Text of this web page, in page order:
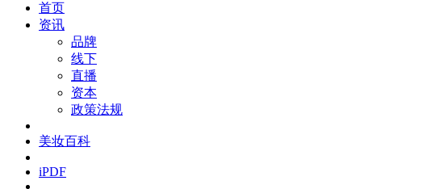
首页
资讯
品牌
线下
直播
资本
政策法规
美妆百科
iPDF